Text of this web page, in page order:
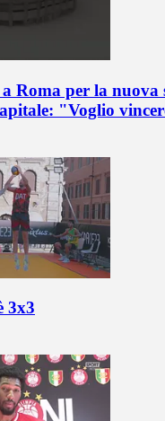
Roma per la nuova
"Voglio
3x3